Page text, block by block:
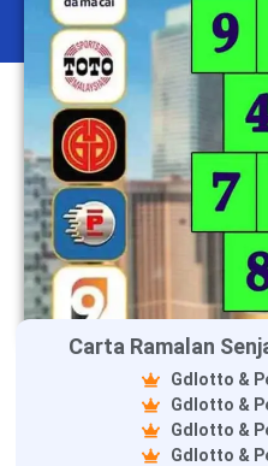
Carta Ramalan
Gdlotto &
Gdlotto &
Gdlotto &
Gdlotto &